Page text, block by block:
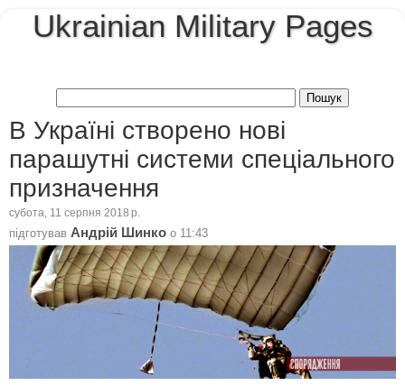
Ukrainian Military Pages
В Україні створено нові
парашутні системи спеціального
призначення
субота, 11 серпня 2018 р.
підготував Андрій Шинко о 11:43